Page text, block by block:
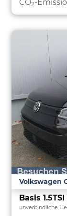
CO2-
Volkswagen
unverbindliche